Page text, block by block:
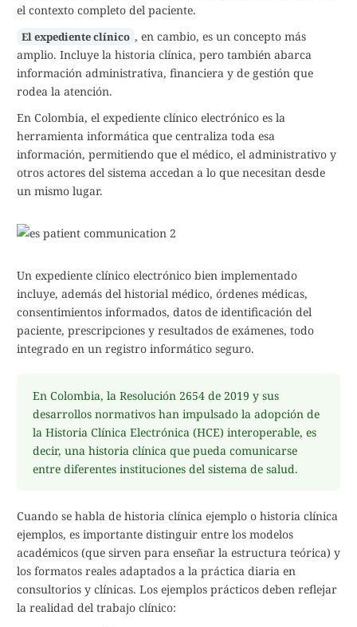
el contexto completo del paciente.
El expediente clínico , en cambio, es un concepto más
amplio. Incluye la historia clínica, pero también abarca
información administrativa, financiera y de gestión que
rodea la atención.
En Colombia, el expediente clínico electrónico es la
herramienta informática que centraliza toda esa
información, permitiendo que el médico, el administrativo y
otros actores del sistema accedan a lo que necesitan desde
un mismo lugar.
Un expediente clínico electrónico bien implementado
incluye, además del historial médico, órdenes médicas,
consentimientos informados, datos de identificación del
paciente, prescripciones y resultados de exámenes, todo
integrado en un registro informático seguro.
En Colombia, la Resolución 2654 de 2019 y sus
desarrollos normativos han impulsado la adopción de
la Historia Clínica Electrónica (HCE) interoperable, es
decir, una historia clínica que pueda comunicarse
entre diferentes instituciones del sistema de salud.
Cuando se habla de historia clínica ejemplo o historia clínica
ejemplos, es importante distinguir entre los modelos
académicos (que sirven para enseñar la estructura teórica) y
los formatos reales adaptados a la práctica diaria en
consultorios y clínicas. Los ejemplos prácticos deben reflejar
la realidad del trabajo clínico: